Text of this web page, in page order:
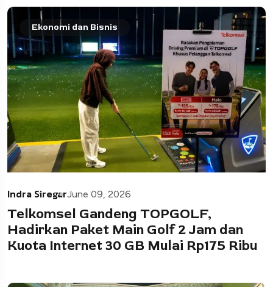
Ekonomi dan Bisnis
Indra SiregarJune 09, 2026
Telkomsel Gandeng TOPGOLF,
Hadirkan Paket Main Golf 2 Jam dan
Kuota Internet 30 GB Mulai Rp175 Ribu